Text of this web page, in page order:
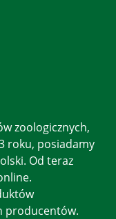
zoologicznych,
roku, posiadamy
Od teraz
producentów.